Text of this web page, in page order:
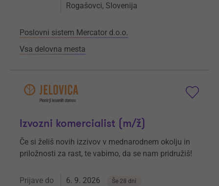
Rogašovci, Slovenija
Poslovni sistem Mercator d.o.o.
Vsa delovna mesta
Izvozni komercialist (m/ž)
Če si želiš novih izzivov v mednarodnem okolju in
priložnosti za rast, te vabimo, da se nam pridružiš!
Prijave do 6. 9. 2026 Še 28 dni